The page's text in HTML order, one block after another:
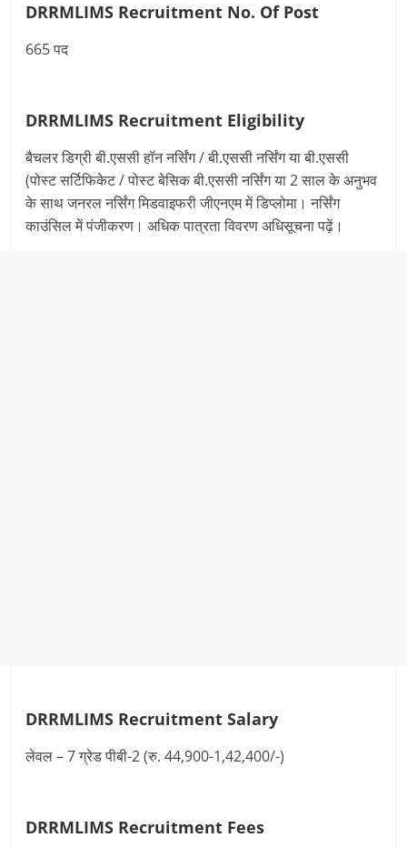
DRRMLIMS Recruitment No. Of Post
665 पद
DRRMLIMS Recruitment Eligibility
बैचलर डिग्री बी.एससी हॉन नर्सिंग / बी.एससी नर्सिंग या बी.एससी
(पोस्ट सर्टिफिकेट / पोस्ट बेसिक बी.एससी नर्सिंग या 2 साल के अनुभव
के साथ जनरल नर्सिंग मिडवाइफरी जीएनएम में डिप्लोमा। नर्सिंग
काउंसिल में पंजीकरण। अधिक पात्रता विवरण अधिसूचना पढ़ें।
DRRMLIMS RecruitmentSalary
लेवल – 7 ग्रेड पीबी-2 (रु. 44,900-1,42,400/-)
DRRMLIMS Recruitment Fees